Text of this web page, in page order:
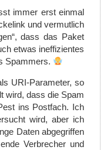
immer erst einmal
und vermutlich
dass das Paket
etwas ineffizientes
Spammers.
URI-Parameter, so
wird, dass die Spam
ins Postfach. Ich
wird, aber ich
Daten abgegriffen
Verbrecher und